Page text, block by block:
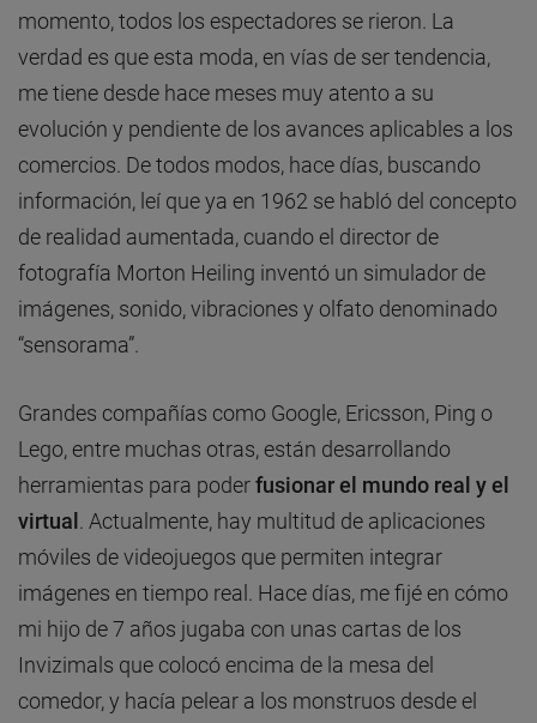
momento, todos los espectadores se rieron. La
verdad es que esta moda, en vías de ser tendencia,
me tiene desde hace meses muy atento a su
evolución y pendiente de los avances aplicables a los
comercios. De todos modos, hace días, buscando
información, leí que ya en 1962 se habló del concepto
de realidad aumentada, cuando el director de
fotografía Morton Heiling inventó un simulador de
imágenes, sonido, vibraciones y olfato denominado
“sensorama”.
Grandes compañías como Google, Ericsson, Ping o
Lego, entre muchas otras, están desarrollando
herramientas para poderfusionar el mundo real y el
virtual
. Actualmente, hay multitud de aplicaciones
móviles de videojuegos que permiten integrar
imágenes en tiempo real. Hace días, me fijé en cómo
mi hijo de 7 años jugaba con unas cartas de los
Invizimals que colocó encima de la mesa del
comedor, y hacía pelear a los monstruos desde el